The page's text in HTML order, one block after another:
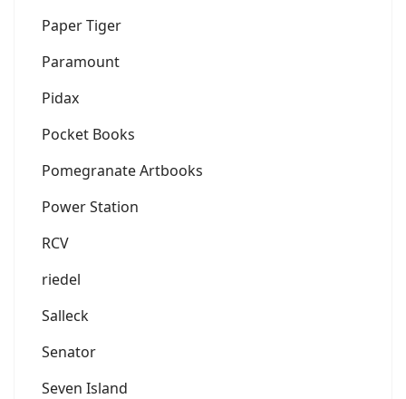
Paper Tiger
Paramount
Pidax
Pocket Books
Pomegranate Artbooks
Power Station
RCV
riedel
Salleck
Senator
Seven Island